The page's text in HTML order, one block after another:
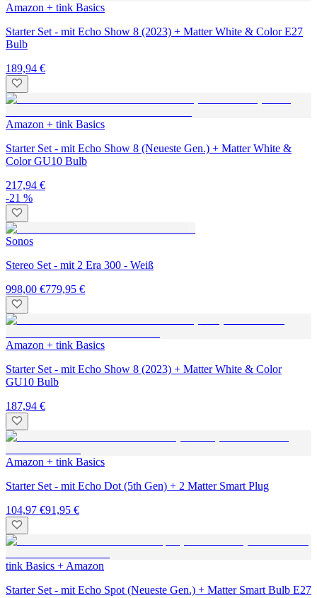
Amazon + tink Basics
Starter Set - mit Echo Show 8 (2023) + Matter White & Color E27
Bulb
189,94 €
Amazon + tink Basics
Starter Set - mit Echo Show 8 (Neueste Gen.) + Matter White &
Color GU10 Bulb
217,94 €
-21 %
Sonos
Stereo Set - mit 2 Era 300 - Weiß
998,00 €779,95 €
Amazon + tink Basics
Starter Set - mit Echo Show 8 (2023) + Matter White & Color
GU10 Bulb
187,94 €
Amazon + tink Basics
Starter Set - mit Echo Dot (5th Gen) + 2 Matter Smart Plug
104,97 €91,95 €
tink Basics + Amazon
Starter Set - mit Echo Spot (Neueste Gen.) + Matter Smart Bulb E27